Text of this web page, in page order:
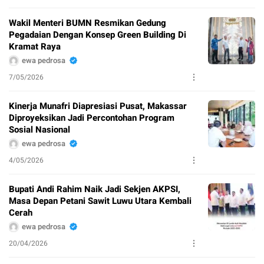
Wakil Menteri BUMN Resmikan Gedung
Pegadaian Dengan Konsep Green Building Di
Kramat Raya
ewa pedrosa
7/05/2026
Kinerja Munafri Diapresiasi Pusat, Makassar
Diproyeksikan Jadi Percontohan Program
Sosial Nasional
ewa pedrosa
4/05/2026
Bupati Andi Rahim Naik Jadi Sekjen AKPSI,
Masa Depan Petani Sawit Luwu Utara Kembali
Cerah
ewa pedrosa
20/04/2026